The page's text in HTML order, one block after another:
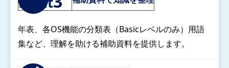
年表、各OS機能の分類表（Basicレベルのみ）用語
集など、理解を助ける補助資料を提供します。